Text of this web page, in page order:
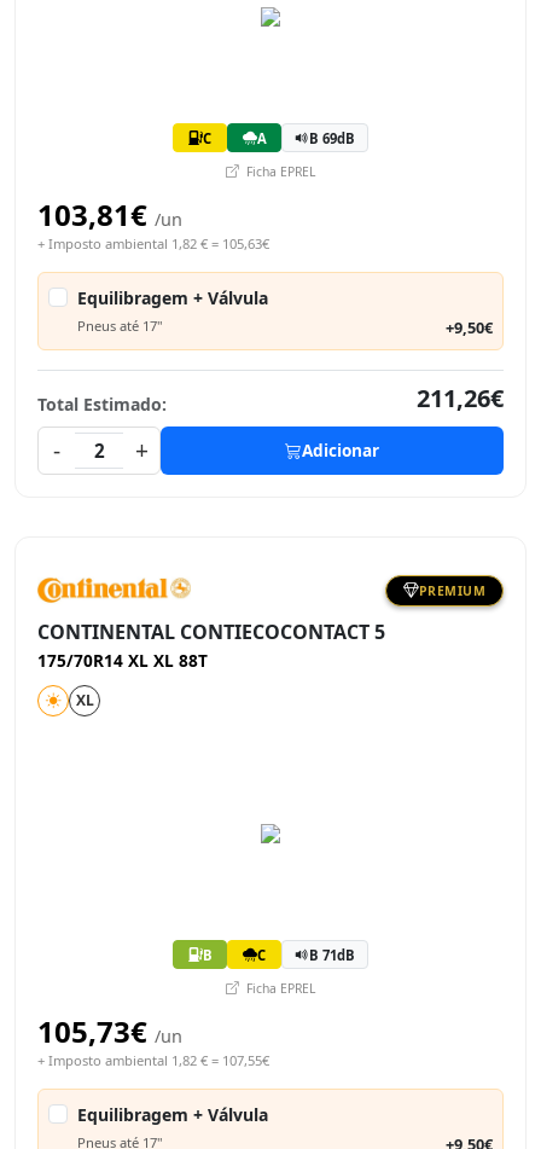
C A B 69dB
Ficha EPREL
103,81€ /un
+ Imposto ambiental 1,82 € = 105,63€
Equilibragem + Válvula
Pneus até 17" +9,50€
Total Estimado:
211,26€
-
2 + Adicionar
PREMIUM
CONTINENTAL CONTIECOCONTACT 5
175/70R14 XL XL 88T
XL
B C B 71dB
Ficha EPREL
105,73€ /un
+ Imposto ambiental 1,82 € = 107,55€
Equilibragem + Válvula
Pneus até 17" +9,50€